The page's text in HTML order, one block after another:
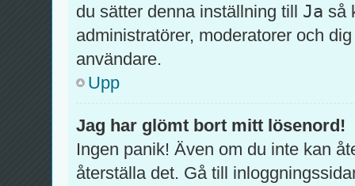
du sätter denna inställning till Ja så
administratörer, moderatorer och
användare.
Upp
Jag har glömt bort mitt lösenord!
Ingen panik! Även om du inte kan
återställa det. Gå till